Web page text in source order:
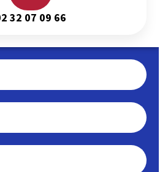
32 07 09 66